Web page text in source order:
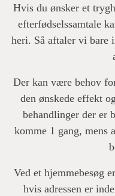
Hvis du ønsker et
efterfødselssamtale
heri. Så aftaler vi bare
Der kan være behov
den ønskede effekt
behandlinger der er
komme 1 gang, mens
Ved et hjemmebesøg
hvis adressen er